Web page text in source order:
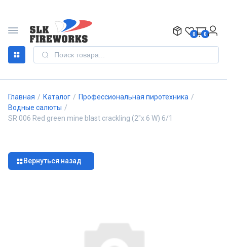
0 0
Главная / Каталог / Профессиональная пиротехника /
Водные салюты /
SR 006 Red green mine blast crackling (2"х 6 W) 6/1
Вернуться назад